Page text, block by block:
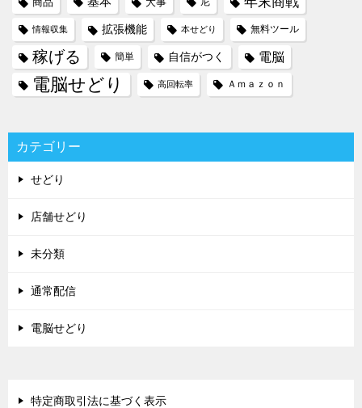
情報収集 拡張機能 本せどり 無料ツール
稼げる 簡単 自信がつく 電脳
電脳せどり 高回転率 Ａｍａｚｏｎ
カテゴリー
せどり
店舗せどり
未分類
通常配信
電脳せどり
特定商取引法に基づく表示